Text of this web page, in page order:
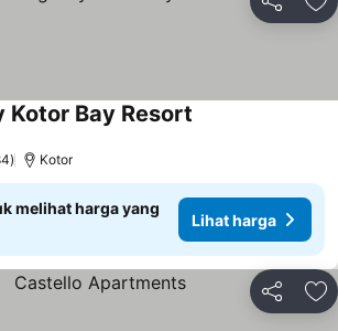
Bagikan
Kotor Bay Resort
Kotor
melihat harga yang
Lihat harga
Bagikan